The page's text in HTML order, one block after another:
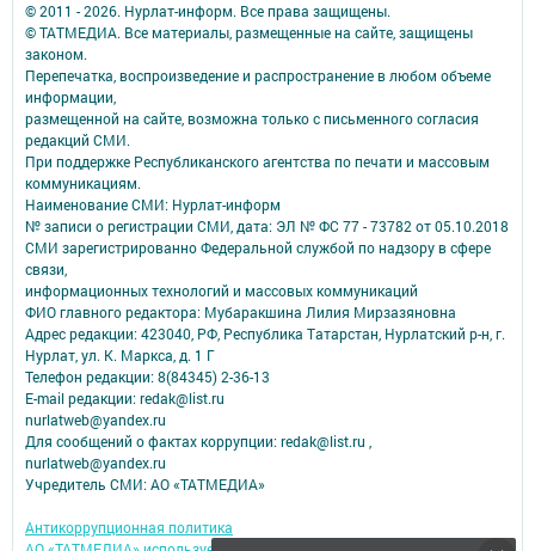
© 2011 - 2026. Нурлат-⁠информ. Все права защищены.
© ТАТМЕДИА. Все материалы, размещенные на сайте, защищены
законом.
Перепечатка, воспроизведение и распространение в любом объеме
информации,
размещенной на сайте, возможна только с письменного согласия
редакций СМИ.
При поддержке Республиканского агентства по печати и массовым
коммуникациям.
Наименование СМИ: Нурлат-⁠информ
№ записи о регистрации СМИ, дата: ЭЛ № ФС 77 -⁠ 73782 от 05.10.2018
СМИ зарегистрированно Федеральной службой по надзору в сфере
связи,
информационных технологий и массовых коммуникаций
ФИО главного редактора: Мубаракшина Лилия Мирзазяновна
Адрес редакции: 423040, РФ, Республика Татарстан, Нурлатский р-н, г.
Нурлат, ул. К. Маркса, д. 1 Г
Телефон редакции: 8(84345) 2-36-13
E-mail редакции: redak@list.ru
nurlatweb@yandex.ru
Для сообщений о фактах коррупции: redak@list.ru ,
nurlatweb@yandex.ru
Учредитель СМИ: АО «ТАТМЕДИА»
Антикоррупционная политика